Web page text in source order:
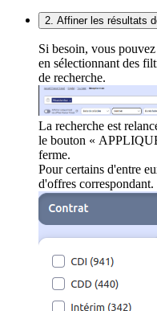
2. Affiner les résultats
Si besoin, vous
en sélectionnant des
de recherche.
La recherche est
le bouton «
ferme.
Pour certains d'entre
d'offres correspondant.